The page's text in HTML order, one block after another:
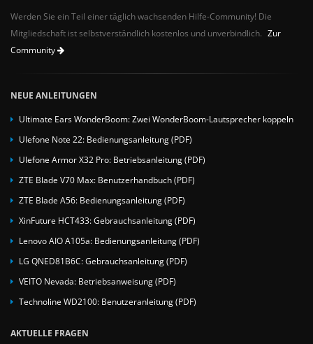
Werden Sie ein Teil einer täglich wachsenden Hilfe-Community! Die
Mitgliedschaft ist selbstverständlich kostenlos und unverbindlich. Zur
Community
NEUE ANLEITUNGEN
Ultimate Ears WonderBoom: Zwei WonderBoom-Lautsprecher koppeln
Ulefone Note 22: Bedienungsanleitung (PDF)
Ulefone Armor X32 Pro: Betriebsanleitung (PDF)
ZTE Blade V70 Max: Benutzerhandbuch (PDF)
ZTE Blade A56: Bedienungsanleitung (PDF)
XinFuture HCT433: Gebrauchsanleitung (PDF)
Lenovo AIO A105a: Bedienungsanleitung (PDF)
LG QNED81B6C: Gebrauchsanleitung (PDF)
VEITO Nevada: Betriebsanweisung (PDF)
Technoline WD2100: Benutzeranleitung (PDF)
AKTUELLE FRAGEN